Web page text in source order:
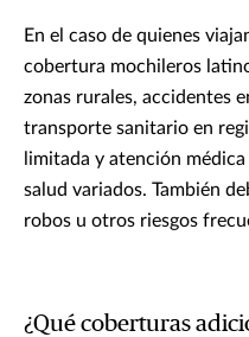
En el caso de quienes
cobertura mochileros
zonas rurales, accidentes
transporte sanitario en
limitada y atención
salud variados. También
robos u otros riesgos
¿Qué coberturas